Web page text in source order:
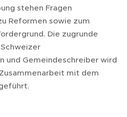
stehen Fragen
Reformen sowie zum
Die zugrunde
und Gemeindeschreiber wird
mit dem